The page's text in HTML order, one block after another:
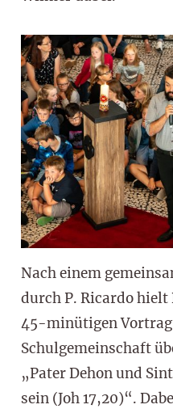
Nach einem
durch P. Ricardo hielt
45-minütigen
Schulgemeinschaft
„Pater Dehon und
sein (Joh 17,20)“.